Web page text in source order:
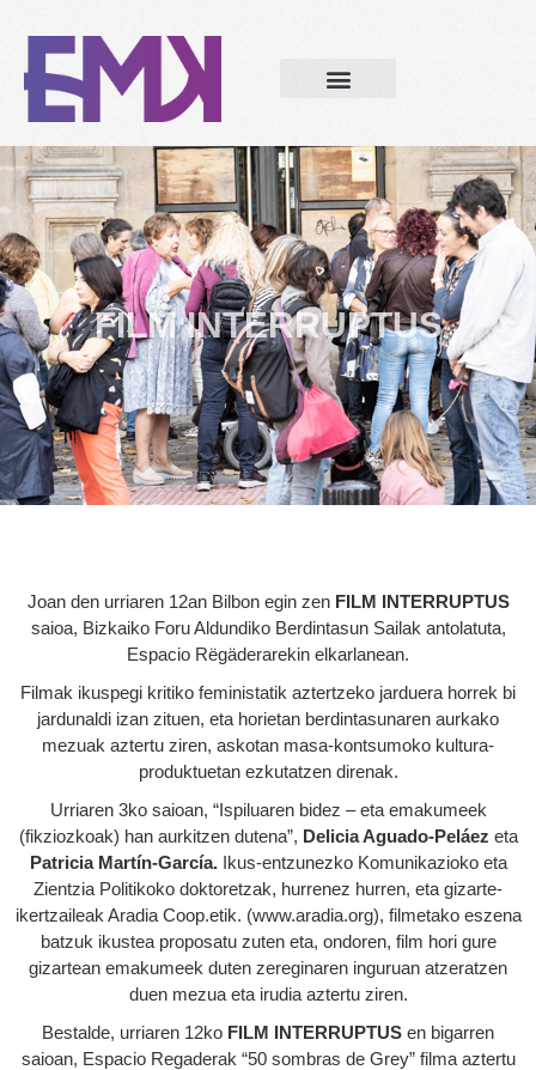
FILM INTERRUPTUS
Joan den urriaren 12an Bilbon egin zen FILM INTERRUPTUS
saioa, Bizkaiko Foru Aldundiko Berdintasun Sailak antolatuta,
Espacio Rëgäderarekin elkarlanean.
Filmak ikuspegi kritiko feministatik aztertzeko jarduera horrek bi
jardunaldi izan zituen, eta horietan berdintasunaren aurkako
mezuak aztertu ziren, askotan masa-kontsumoko kultura-
produktuetan ezkutatzen direnak.
Urriaren 3ko saioan, “Ispiluaren bidez – eta emakumeek
(fikziozkoak) han aurkitzen dutena”, Delicia Aguado-Peláez eta
Patricia Martín-García.Ikus-entzunezko Komunikazioko eta
Zientzia Politikoko doktoretzak, hurrenez hurren, eta gizarte-
ikertzaileak Aradia Coop.etik. (www.aradia.org), filmetako eszena
batzuk ikustea proposatu zuten eta, ondoren, film hori gure
gizartean emakumeek duten zereginaren inguruan atzeratzen
duen mezua eta irudia aztertu ziren.
Bestalde, urriaren 12ko FILM INTERRUPTUS en bigarren
saioan, Espacio Regaderak “50 sombras de Grey” filma aztertu